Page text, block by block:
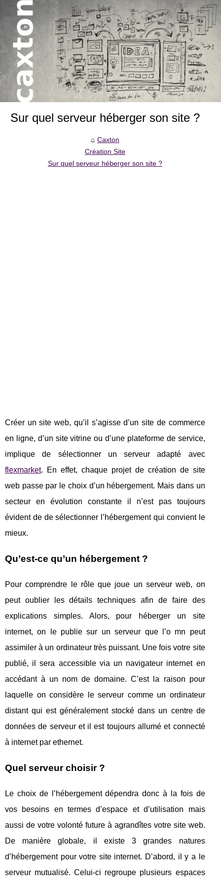
Sur quel serveur héberger son site ?
Caxton
Création Site
Sur quel serveur héberger son site ?
Créer un site web, qu’il s’agisse d’un site de commerce
en ligne, d’un site vitrine ou d’une plateforme de service,
implique de sélectionner un serveur adapté avec
flexmarket. En effet, chaque projet de création de site
web passe par le choix d’un hébergement. Mais dans un
secteur en évolution constante il n’est pas toujours
évident de de sélectionner l’hébergement qui convient le
mieux.
Qu’est-ce qu’un hébergement ?
Pour comprendre le rôle que joue un serveur web, on
peut oublier les détails techniques afin de faire des
explications simples. Alors, pour héberger un site
internet, on le publie sur un serveur que l’o mn peut
assimiler à un ordinateur très puissant. Une fois votre site
publié, il sera accessible via un navigateur internet en
accédant à un nom de domaine. C’est la raison pour
laquelle on considère le serveur comme un ordinateur
distant qui est généralement stocké dans un centre de
données de serveur et il est toujours allumé et connecté
à internet par ethernet.
Quel serveur choisir ?
Le choix de l’hébergement dépendra donc à la fois de
vos besoins en termes d’espace et d’utilisation mais
aussi de votre volonté future à agrandîtes votre site web.
De manière globale, il existe 3 grandes natures
d’hébergement pour votre site internet. D’abord, il y a le
serveur mutualisé. Celui-ci regroupe plusieurs espaces